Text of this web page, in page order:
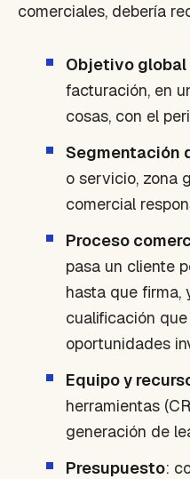
comerciales, debería
Objetivo
facturación, en
cosas, con el
Segmentación
o servicio, zona
comercial
Proceso
pasa un cliente
hasta que firma,
cualificación
oportunidades
Equipo y
herramientas
generación de
Presupuesto: